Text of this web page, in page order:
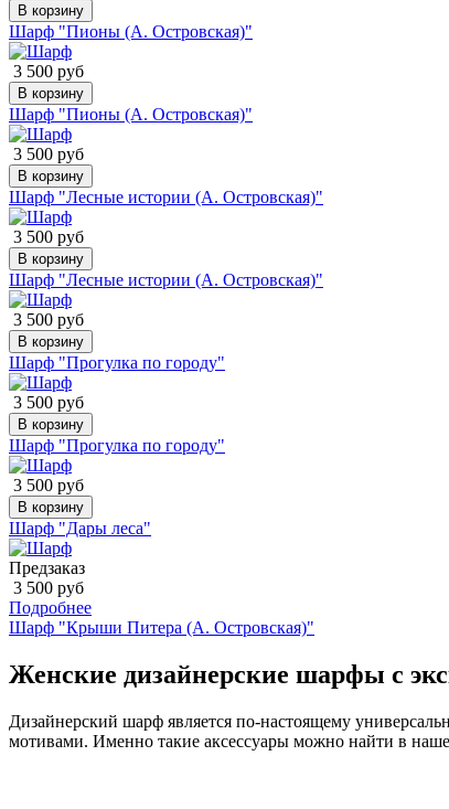
В корзину
Шарф "Пионы (А. Островская)"
3 500 руб
В корзину
Шарф "Пионы (А. Островская)"
3 500 руб
В корзину
Шарф "Лесные истории (А. Островская)"
3 500 руб
В корзину
Шарф "Лесные истории (А. Островская)"
3 500 руб
В корзину
Шарф "Прогулка по городу"
3 500 руб
В корзину
Шарф "Прогулка по городу"
3 500 руб
В корзину
Шарф "Дары леса"
Предзаказ
3 500 руб
Подробнее
Шарф "Крыши Питера (А. Островская)"
Женские дизайнерские шарфы с
Дизайнерский шарф является по-настоящему
мотивами. Именно такие аксессуары можно найти в